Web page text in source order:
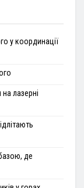
у координації
лазерні
де